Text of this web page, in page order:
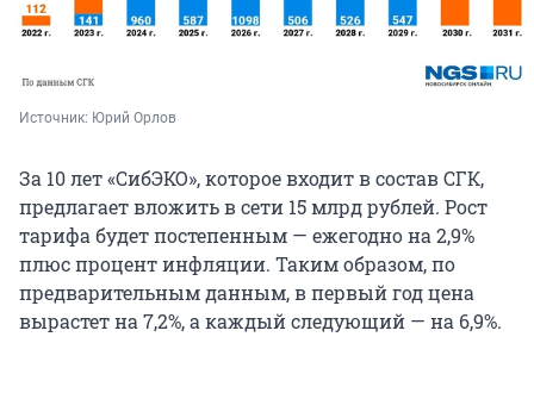
Источник: Юрий Орлов
За 10 лет «СибЭКО», которое входит в состав СГК,
предлагает вложить в сети 15 млрд рублей. Рост
тарифа будет постепенным — ежегодно на 2,9%
плюс процент инфляции. Таким образом, по
предварительным данным, в первый год цена
вырастет на 7,2%, а каждый следующий — на 6,9%.